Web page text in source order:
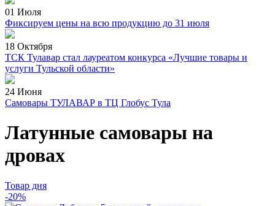
01 Июля
Фиксируем цены на всю продукцию до 31 июля
18 Октября
ТСК Тулавар стал лауреатом конкурса «Лучшие товары и
услуги Тульской области»
24 Июня
Самовары ТУЛАВАР в ТЦ Глобус Тула
Латунные самовары на
дровах
Товар дня
-20%